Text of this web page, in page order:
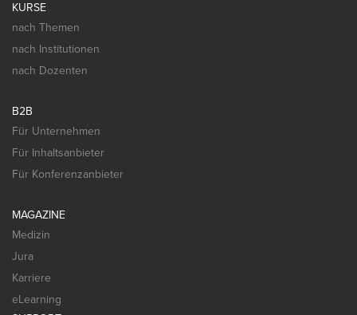
KURSE
nach Themen
nach Institutionen
nach Dozenten
B2B
Für Unternehmen
Für Inhaltsanbieter
Für Konferenzanbieter
MAGAZINE
Medizin
Jura
Karriere
eLearning